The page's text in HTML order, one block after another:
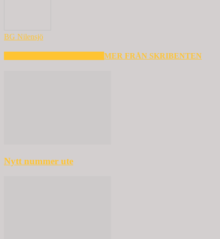
BG Nilensjö
MER FRÅN SKRIBENTEN
Nytt nummer ute